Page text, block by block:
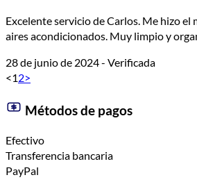
Excelente servicio de Carlos. Me hizo
aires acondicionados. Muy limpio y
28 de junio de 2024 - Verificada
<12>
Métodos de pagos
Efectivo
Transferencia bancaria
PayPal